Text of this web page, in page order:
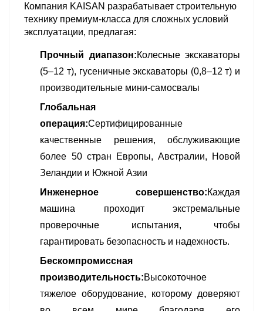
Компания KAISAN разрабатывает строительную
технику премиум-класса для сложных условий
эксплуатации, предлагая:
Прочный диапазон:Колесные экскаваторы
(5–12 т), гусеничные экскаваторы (0,8–12 т) и
производительные мини-самосвалы
Глобальная
операция:Сертифицированные
качественные решения, обслуживающие
более 50 стран Европы, Австралии, Новой
Зеландии и Южной Азии
Инженерное совершенство:Каждая
машина проходит экстремальные
проверочные испытания, чтобы
гарантировать безопасность и надежность.
Бескомпромиссная
производительность:Высокоточное
тяжелое оборудование, которому доверяют